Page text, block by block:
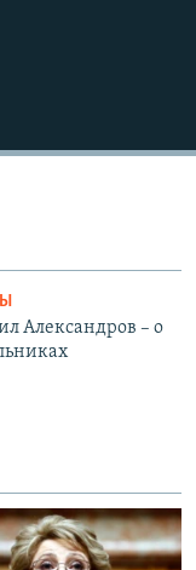
Александров – о